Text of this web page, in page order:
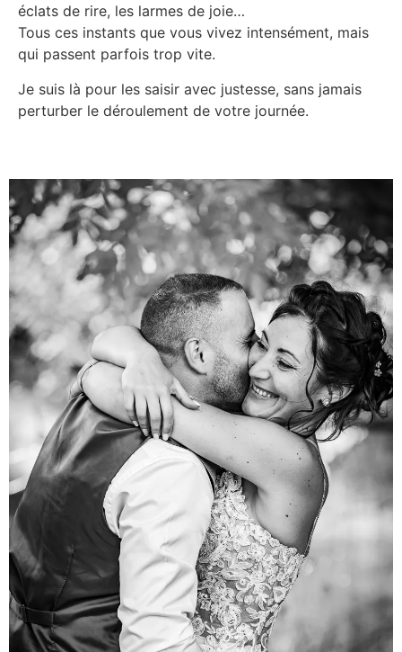
éclats de rire, les larmes de joie…
Tous ces instants que vous vivez intensément, mais
qui passent parfois trop vite.
Je suis là pour les saisir avec justesse, sans jamais
perturber le déroulement de votre journée.